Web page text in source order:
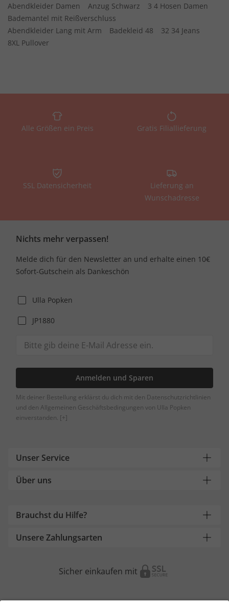
Abendkleider Damen
Anzug Schwarz
3 4 Hosen Damen
Bademantel mit Reißverschluss
Abendkleider Lang mit Arm
Badekleid 48
32 34 Jeans
8XL Pullover
Alle Größen ein Preis Gratis Filiallieferung
SSL Datensicherheit
Lieferung an
Wunschadresse
Nichts mehr verpassen!
Melde dich für den Newsletter an und erhalte einen 10€
Sofort-Gutschein als Dankeschön
Ulla Popken
JP1880
Anmelden und Sparen
Mit deiner Bestellung erklärst du dich mit den Datenschutzrichtlinien
und den Allgemeinen Geschäftsbedingungen von Ulla Popken
einverstanden. [+]
Unser Service
Über uns
Brauchst du Hilfe?
Unsere Zahlungsarten
Sicher einkaufen mit